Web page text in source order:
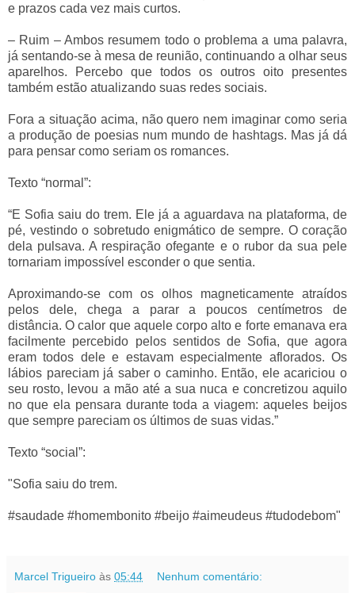
e prazos cada vez mais curtos.
– Ruim – Ambos resumem todo o problema a uma palavra,
já sentando-se à mesa de reunião, continuando a olhar seus
aparelhos. Percebo que todos os outros oito presentes
também estão atualizando suas redes sociais.
Fora a situação acima, não quero nem imaginar como seria
a produção de poesias num mundo de hashtags. Mas já dá
para pensar como seriam os romances.
Texto “normal”:
“E Sofia saiu do trem. Ele já a aguardava na plataforma, de
pé, vestindo o sobretudo enigmático de sempre. O coração
dela pulsava. A respiração ofegante e o rubor da sua pele
tornariam impossível esconder o que sentia.
Aproximando-se com os olhos magneticamente atraídos
pelos dele, chega a parar a poucos centímetros de
distância. O calor que aquele corpo alto e forte emanava era
facilmente percebido pelos sentidos de Sofia, que agora
eram todos dele e estavam especialmente aflorados. Os
lábios pareciam já saber o caminho. Então, ele acariciou o
seu rosto, levou a mão até a sua nuca e concretizou aquilo
no que ela pensara durante toda a viagem: aqueles beijos
que sempre pareciam os últimos de suas vidas.”
Texto “social”:
"Sofia saiu do trem.
#saudade #homembonito #beijo #aimeudeus #tudodebom"
Marcel Trigueiro às 05:44 Nenhum comentário: